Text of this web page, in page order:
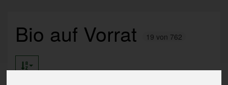
Bio auf Vorrat 19 von 762